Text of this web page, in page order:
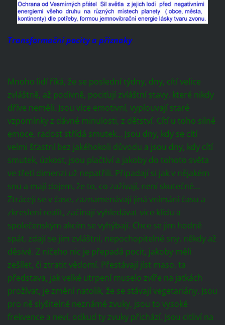
Transformační pocity a příznaky
Mnoho lidí říká, že se poslední týdny, dny, cítí velice
zvláštně, až podivně, pociťují zvláštní stavy, které nikdy
dříve neměli. Jsou více emotivní, vyplouvají staré
vzpomínky z dávné minulosti, z dětství. Cítí u toho silné
emoce, radost střídá smutek… Jsou dny, kdy se cítí
velmi šťastní bez jakéhokoli důvodu a jsou dny, kdy cítí
smutek, úzkost, jsou plačtiví a jakoby do tohoto světa
ve třetí dimenzi už nepatřili. Připadají si jak v nějakém
snu a mají dojem, že to, co zažívají, není skutečné…
Ztrácejí se v čase, zaznamenávají jiná vnímání času a
zkreslení realit, začínají vyhledávat více klidu a
společenským akcím se vyhýbají. Chce se jim hodně
spát, zdají se jim zvláštní, nepochopitelné sny, někdy až
děsivé. Z ničeho nic je přepadá pocit, jakoby měli
zešílet, či ztratit vědomí. Přestávají jíst maso, ta
představa, jak velké utrpení muselo zvíře na jatkách
prožívat, je změní natolik, že se stávají vegetariány. Jsou
pro ně slyšitelné neznámé zvuky, jsou to vysoké
frekvence a neví, odkud ty zvuky přichází. Jsou citliví na